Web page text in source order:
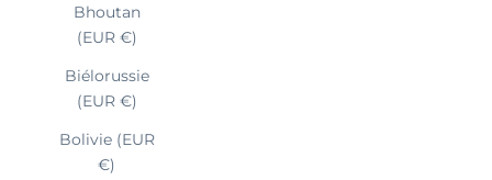
Bhoutan
(EUR €)
Biélorussie
(EUR €)
Bolivie (EUR
€)